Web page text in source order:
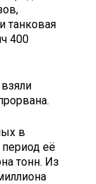
танковая
400
в
её
тонн. Из